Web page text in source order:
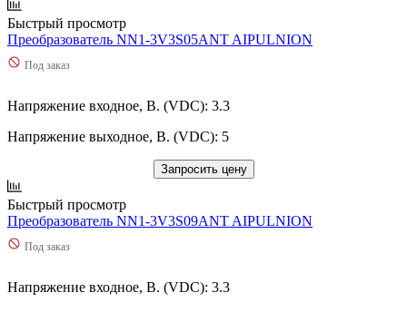
Быстрый просмотр
Преобразователь NN1-3V3S05ANT AIPULNION
Под заказ
Напряжение входное, В. (VDC): 3.3
Напряжение выходное, В. (VDC): 5
Запросить цену
Быстрый просмотр
Преобразователь NN1-3V3S09ANT AIPULNION
Под заказ
Напряжение входное, В. (VDC): 3.3